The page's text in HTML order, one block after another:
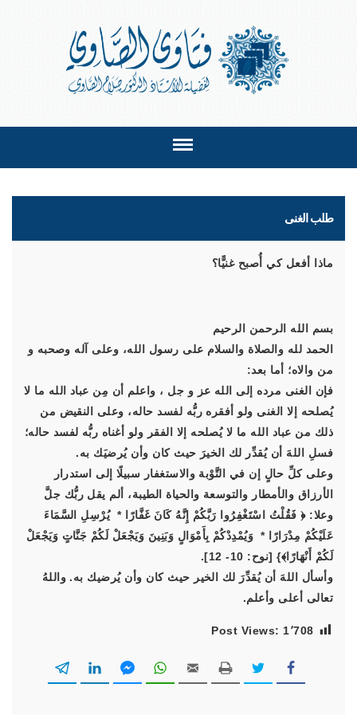
طلب الغنى
ماذا أفعل كي أُصبح غنيًّا؟
بسم الله الرحمن الرحيم
الحمد لله والصلاة والسلام على رسول الله، وعلى آله وصحبه و
من والاه؛ أما بعد:
فإن الغنى مرده إلى الله عز و جل ، واعلم أن مِن عباد الله ما لا
يُصلحه إلا الغنى ولو أفقره ربُّه لفسد حاله، وعلى النقيض من
ذلك من عباد الله ما لا يُصلحه إلا الفقر ولو أغناه ربُّه لفسد حاله؛
فسلِ اللهَ أن يُقدِّر لك الخيرَ حيث كان وأن يُرضيَك به.
وعلى كلِّ حالٍ إن في التَّوْبة والاستغفار سبيلًا إلى استدرار
الأرزاق والأمطار والتوسعة والحياة الطيبة، ألم يقل ربُّك جلَّ
وعلا:﴿ فَقُلْتُ اسْتَغْفِرُوا رَبَّكُمْ إِنَّهُ كَانَ غَفَّارًا * يُرْسِلِ السَّمَاءَ
عَلَيْكُمْ مِدْرَارًا * وَيُمْدِدْكُمْ بِأَمْوَالٍ وَبَنِينَ وَيَجْعَلْ لَكُمْ جَنَّاتٍ وَيَجْعَلْ
لَكُمْ أَنْهَارًا﴾} [نوح: 10- 12].
وأسأل اللهَ أن يُقدِّرَ لك الخير حيث كان وأن يُرضيك به. واللهُ
تعالى أعلى وأعلم.
Post Views: 1٬708